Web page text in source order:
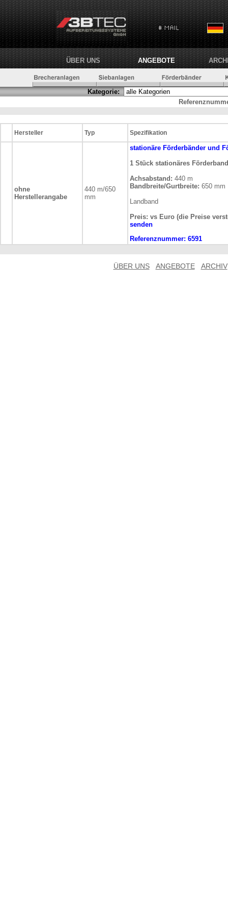
ÜBER UNS ANGEBOTE
Kategorie:
Hersteller Typ Spezifikation
ohne
Herstellerangabe
440 m/650
mm
stationäre Förderbänder und
1 Stück stationäres Förderband
Achsabstand: 440 m
Bandbreite/Gurtbreite: 650 mm
Landband
Preis: vs Euro (die Preise
senden
Referenznummer: 6591
ÜBER UNS ANGEBOTE ARCHIV